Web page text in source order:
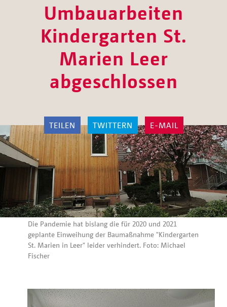
Umbauarbeiten
Kindergarten St.
Marien Leer
abgeschlossen
TEILEN TWITTERN E-MAIL
Die Pandemie hat bislang die für 2020 und 2021
geplante Einweihung der Baumaßnahme "Kindergarten
St. Marien in Leer" leider verhindert. Foto: Michael
Fischer